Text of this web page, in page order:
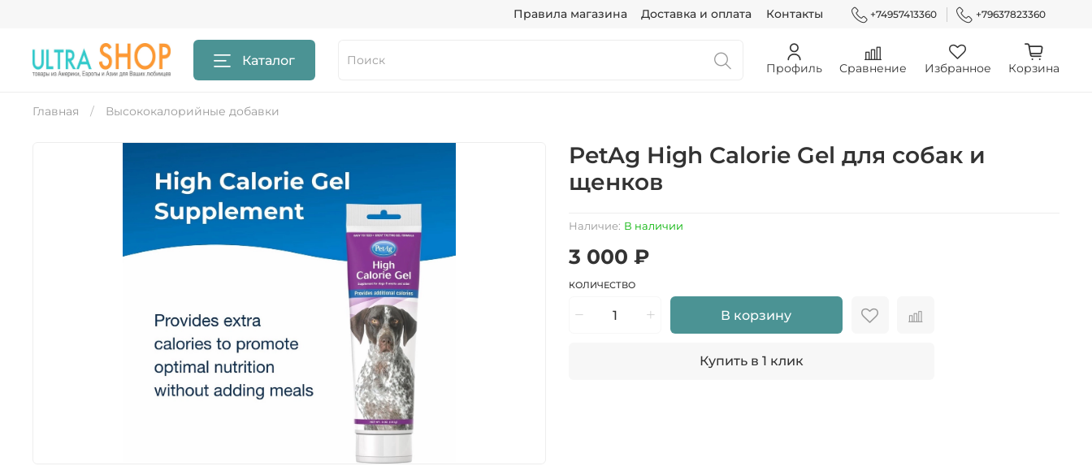
Правила магазина Доставка и оплата Контакты +74957413360 +79637823360
Каталог
Профиль Сравнение Избранное Корзина
Главная Высококалорийные добавки
Наличие: В наличии
PetAg High Calorie Gel для собак и
щенков
3 000 ₽
КОЛИЧЕСТВО
В корзину
Купить в 1 клик